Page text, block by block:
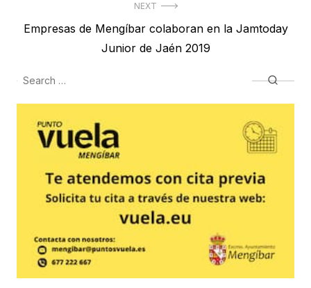
NEXT
Next
Empresas de Mengíbar colaboran en la Jamtoday
Junior de Jaén 2019
Search